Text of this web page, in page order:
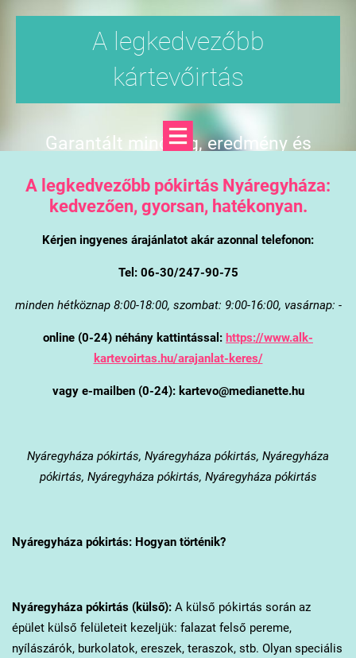
A legkedvezőbb
kártevőirtás
Garantált minőség, eredmény és
A legkedvezőbb pókirtás Nyáregyháza:
kedvezően, gyorsan, hatékonyan.
Kérjen ingyenes árajánlatot akár azonnal telefonon:
Tel: 06-30/247-90-75
minden hétköznap 8:00-18:00, szombat: 9:00-16:00, vasárnap: -
online (0-24) néhány kattintással: https://www.alk-
kartevoirtas.hu/arajanlat-keres/
vagy e-mailben (0-24): kartevo@medianette.hu
Nyáregyháza pókirtás, Nyáregyháza pókirtás, Nyáregyháza
pókirtás, Nyáregyháza pókirtás, Nyáregyháza pókirtás
Nyáregyházapókirtás: Hogyan történik?
Nyáregyházapókirtás (külső):A külső pókirtás során az
épület külső felületeit kezeljük: falazat felső pereme,
nyílászárók, burkolatok, ereszek, teraszok, stb. Olyan speciális